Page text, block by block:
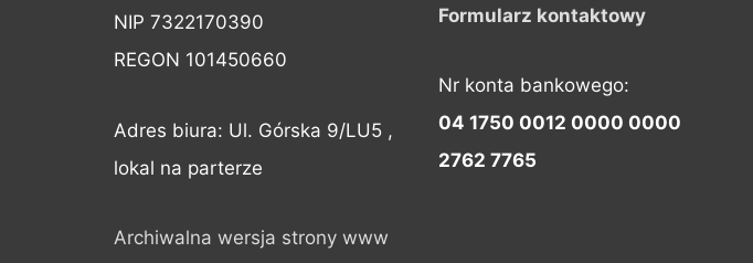
NIP 7322170390
REGON 101450660
Adres biura: Ul. Górska 9/LU5 ,
lokal na parterze
Archiwalna wersja strony www
Formularz kontaktowy
Nr konta bankowego:
04 1750 0012 0000 0000
2762 7765